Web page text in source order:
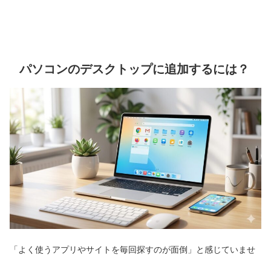
パソコンのデスクトップに追加するには？
「よく使うアプリやサイトを毎回探すのが面倒」と感じていませ